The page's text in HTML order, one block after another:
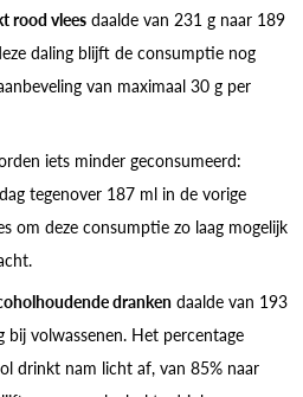
rood vlees daalde van 231 g naar 189
daling blijft de consumptie nog
van maximaal 30 g per
iets minder geconsumeerd:
tegenover 187 ml in de vorige
om deze consumptie zo laag mogelijk
dranken daalde van 193
bij volwassenen. Het percentage
drinkt nam licht af, van 85% naar